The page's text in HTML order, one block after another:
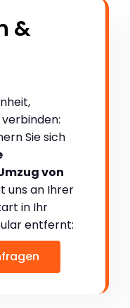
&
verbinden:
Sie sich
von
uns an Ihrer
in Ihr
entfernt: